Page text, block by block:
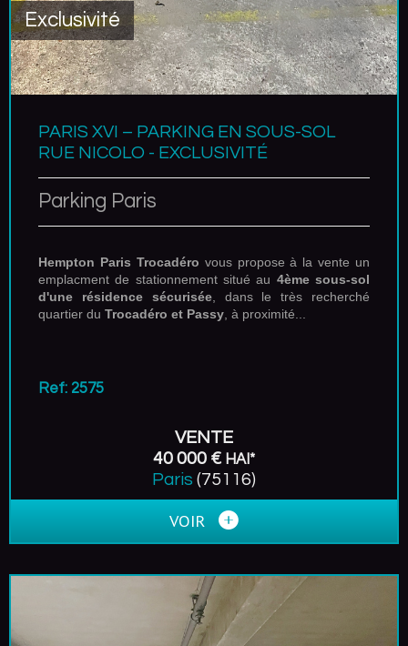
Exclusivité
PARIS XVI – PARKING EN SOUS-SOL
RUE NICOLO - EXCLUSIVITÉ
Parking Paris
Hempton Paris Trocadéro vous propose à la vente un
emplacment de stationnement situé au 4ème sous-sol
d'une résidence sécurisée, dans le très recherché
quartier du Trocadéro et Passy , à proximité...
Ref: 2575
VENTE
40 000 € HAI*
Paris (75116)
VOIR